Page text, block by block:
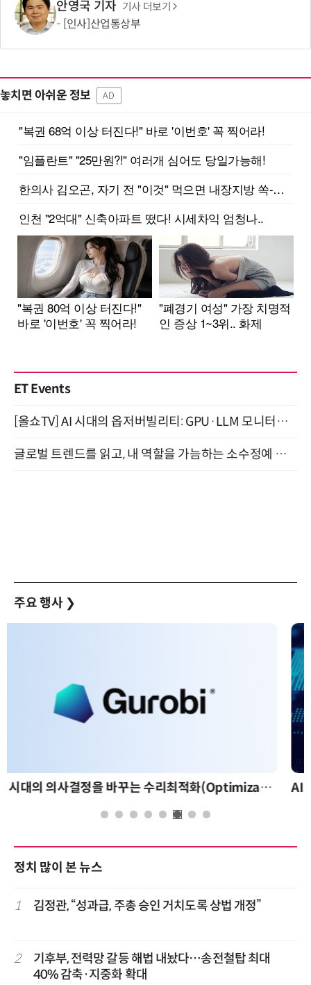
안영국 기자 기사 더보기
[인사]산업통상부
놓치면 아쉬운 정보 AD
ET Events
[올쇼TV] AI 시대의 옵저버빌리티: GPU·LLM 모니터링부터 AI 기반 장애 대응까지 (8/11 생방송)
글로벌 트렌드를 읽고, 내 역할을 가늠하는 소수정예 실습 워크숍 (8/28)
주요 행사 ❯
AI 핀옵스 실전 세미나: 폭증하는 AI 토큰 비용 관리 전략
정치 많이 본 뉴스
1 김정관, “성과급, 주총 승인 거치도록 상법 개정”
2
기후부, 전력망 갈등 해법 내놨다…송전철탑 최대
40% 감축·지중화 확대